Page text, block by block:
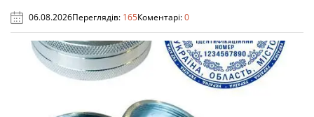
06.08.2026Переглядів: 165Коментарі:0